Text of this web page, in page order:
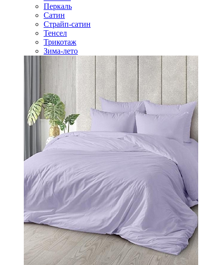
Перкаль
Сатин
Страйп-сатин
Тенсел
Трикотаж
Зима-лето